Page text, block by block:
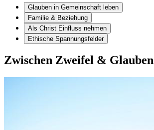
Glauben in Gemeinschaft leben
Familie & Beziehung
Als Christ Einfluss nehmen
Ethische Spannungsfelder
Zwischen Zweifel & Glauben